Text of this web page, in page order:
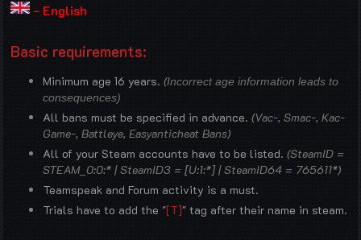
- English
Basic requirements:
Minimum age 16 years. (Incorrect age information leads to
consequences)
All bans must be specified in advance. (Vac-, Smac-, Kac-
Game-, Battleye, Easyanticheat Bans)
All of your Steam accounts have to be listed. (SteamID =
STEAM_0:0:* | SteamID3 = [U:1:*] | SteamID64 = 765611*)
Teamspeak and Forum activity is a must.
Trials have to add the "[T]" tag after their name in steam.